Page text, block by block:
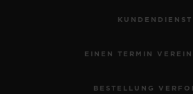
KUNDENDIENST
EINEN TERMIN
BESTELLUNG